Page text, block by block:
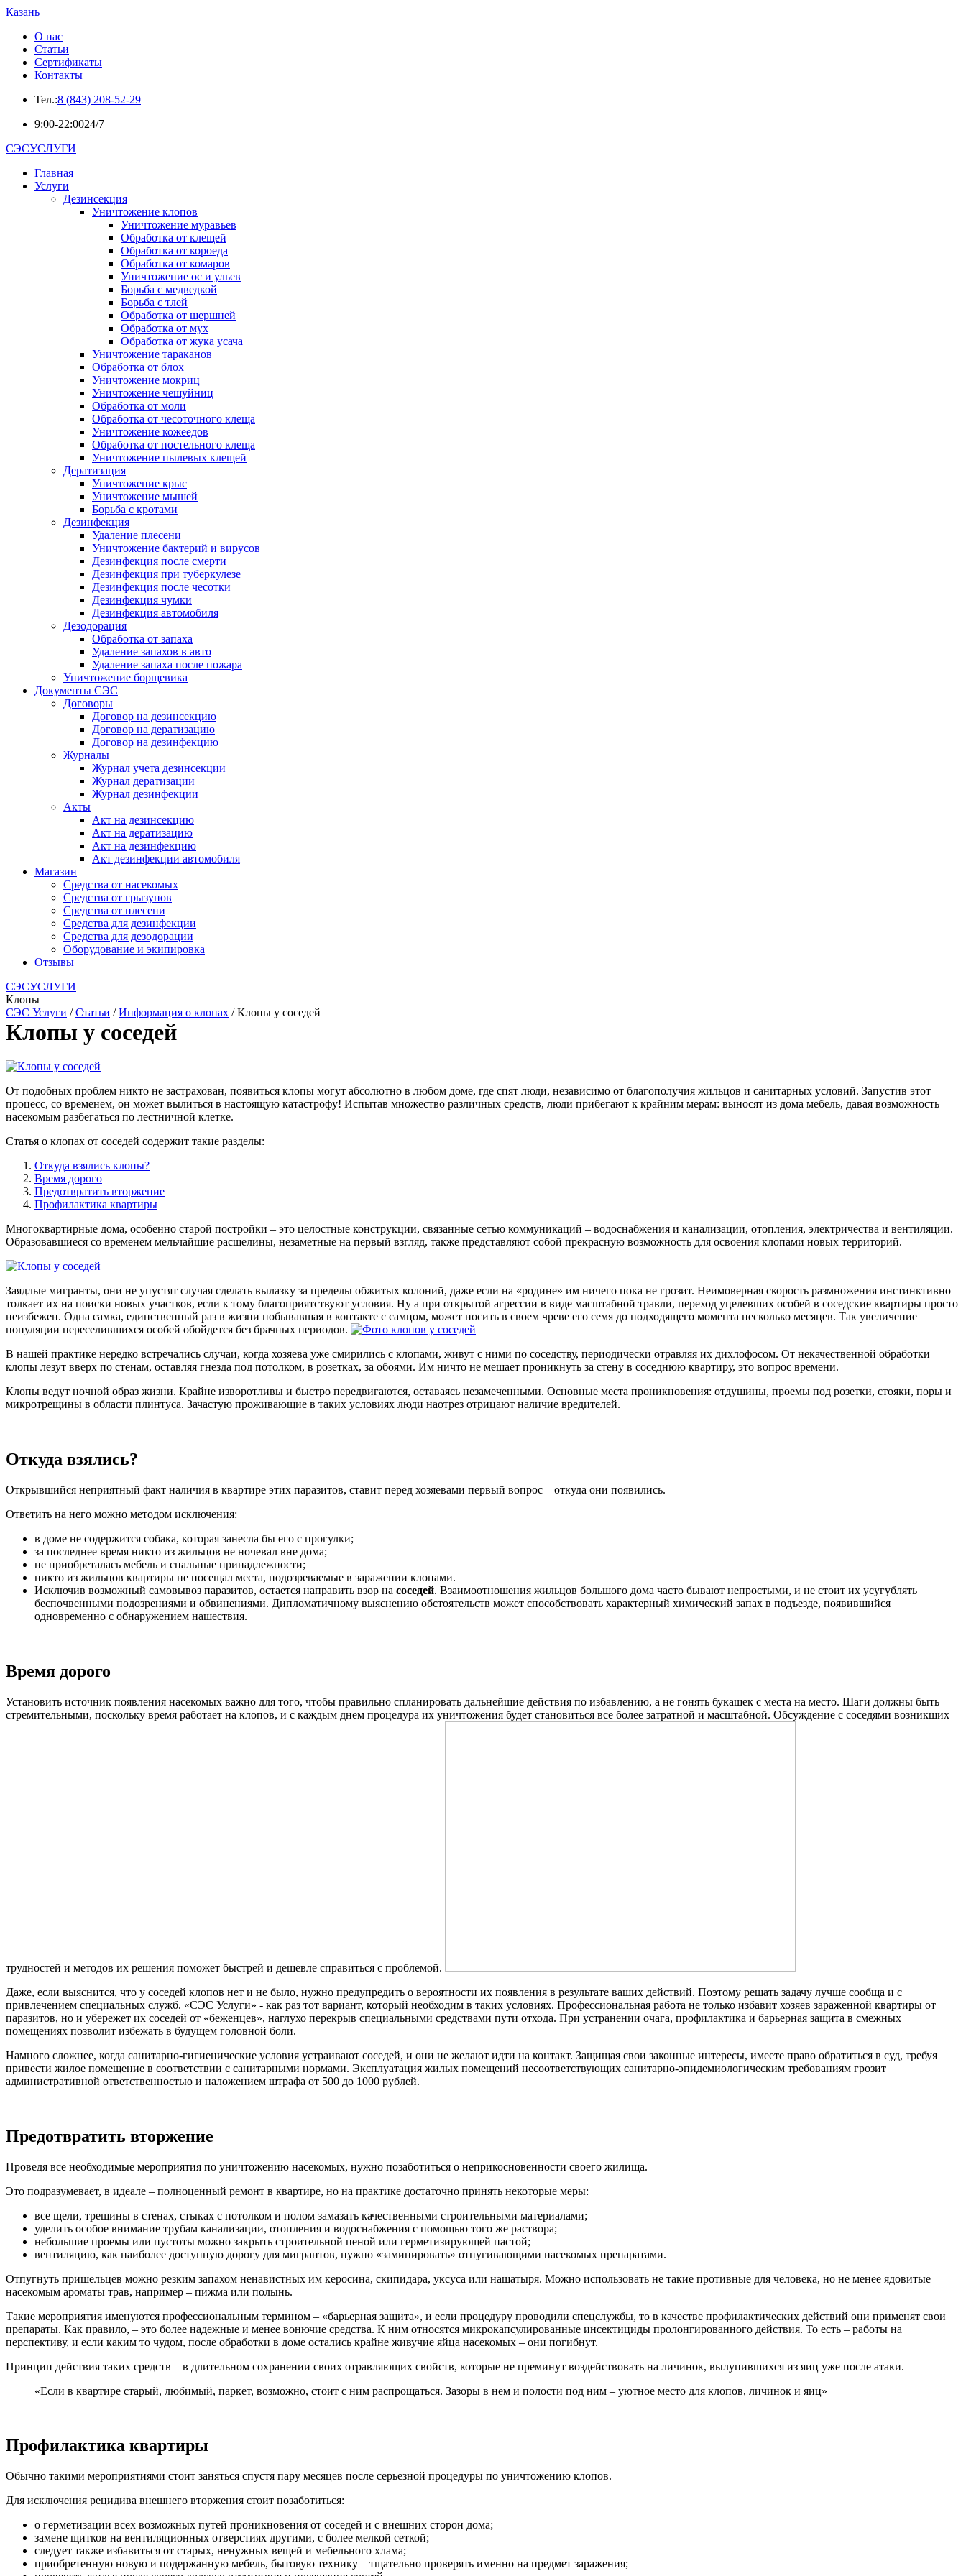
Казань
О нас
Статьи
Сертификаты
Контакты
Тел.:8 (843) 208-52-29
9:00-22:0024/7
СЭСУСЛУГИ
Главная
Услуги
Дезинсекция
Уничтожение клопов
Уничтожение муравьев
Обработка от клещей
Обработка от короеда
Обработка от комаров
Уничтожение ос и ульев
Борьба с медведкой
Борьба с тлей
Обработка от шершней
Обработка от мух
Обработка от жука усача
Уничтожение тараканов
Обработка от блох
Уничтожение мокриц
Уничтожение чешуйниц
Обработка от моли
Обработка от чесоточного клеща
Уничтожение кожеедов
Обработка от постельного клеща
Уничтожение пылевых клещей
Дератизация
Уничтожение крыс
Уничтожение мышей
Борьба с кротами
Дезинфекция
Удаление плесени
Уничтожение бактерий и вирусов
Дезинфекция после смерти
Дезинфекция при туберкулезе
Дезинфекция после чесотки
Дезинфекция чумки
Дезинфекция автомобиля
Дезодорация
Обработка от запаха
Удаление запахов в авто
Удаление запаха после пожара
Уничтожение борщевика
Документы СЭС
Договоры
Договор на дезинсекцию
Договор на дератизацию
Договор на дезинфекцию
Журналы
Журнал учета дезинсекции
Журнал дератизации
Журнал дезинфекции
Акты
Акт на дезинсекцию
Акт на дератизацию
Акт на дезинфекцию
Акт дезинфекции автомобиля
Магазин
Средства от насекомых
Средства от грызунов
Средства от плесени
Средства для дезинфекции
Средства для дезодорации
Оборудование и экипировка
Отзывы
СЭСУСЛУГИ
Клопы
СЭС Услуги /Статьи /Информация о клопах / Клопы у соседей
Клопы у соседей
От подобных проблем никто не застрахован, появиться клопы могут абсолютно в любом доме, где спят люди, независимо от благополучия жильцов и санитарных условий. Запустив этот
процесс, со временем, он может вылиться в настоящую катастрофу! Испытав множество различных средств, люди прибегают к крайним мерам: выносят из дома мебель, давая возможность
насекомым разбегаться по лестничной клетке.
Статья о клопах от соседей содержит такие разделы:
Откуда взялись клопы?
Время дорого
Предотвратить вторжение
Профилактика квартиры
Многоквартирные дома, особенно старой постройки – это целостные конструкции, связанные сетью коммуникаций – водоснабжения и канализации, отопления, электричества и вентиляции.
Образовавшиеся со временем мельчайшие расщелины, незаметные на первый взгляд, также представляют собой прекрасную возможность для освоения клопами новых территорий.
Заядлые мигранты, они не упустят случая сделать вылазку за пределы обжитых колоний, даже если на «родине» им ничего пока не грозит. Неимоверная скорость размножения инстинктивно
толкает их на поиски новых участков, если к тому благоприятствуют условия. Ну а при открытой агрессии в виде масштабной травли, переход уцелевших особей в соседские квартиры просто
неизбежен. Одна самка, единственный раз в жизни побывавшая в контакте с самцом, может носить в своем чреве его семя до подходящего момента несколько месяцев. Так увеличение
популяции переселившихся особей обойдется без брачных периодов.
В нашей практике нередко встречались случаи, когда хозяева уже смирились с клопами, живут с ними по соседству, периодически отравляя их дихлофосом. От некачественной обработки
клопы лезут вверх по стенам, оставляя гнезда под потолком, в розетках, за обоями. Им ничто не мешает проникнуть за стену в соседнюю квартиру, это вопрос времени.
Клопы ведут ночной образ жизни. Крайне изворотливы и быстро передвигаются, оставаясь незамеченными. Основные места проникновения: отдушины, проемы под розетки, стояки, поры и
микротрещины в области плинтуса. Зачастую проживающие в таких условиях люди наотрез отрицают наличие вредителей.
Откуда взялись?
Открывшийся неприятный факт наличия в квартире этих паразитов, ставит перед хозяевами первый вопрос – откуда они появились.
Ответить на него можно методом исключения:
в доме не содержится собака, которая занесла бы его с прогулки;
за последнее время никто из жильцов не ночевал вне дома;
не приобреталась мебель и спальные принадлежности;
никто из жильцов квартиры не посещал места, подозреваемые в заражении клопами.
Исключив возможный самовывоз паразитов, остается направить взор на соседей. Взаимоотношения жильцов большого дома часто бывают непростыми, и не стоит их усугублять
беспочвенными подозрениями и обвинениями. Дипломатичному выяснению обстоятельств может способствовать характерный химический запах в подъезде, появившийся
одновременно с обнаружением нашествия.
Время дорого
Установить источник появления насекомых важно для того, чтобы правильно спланировать дальнейшие действия по избавлению, а не гонять букашек с места на место. Шаги должны быть
стремительными, поскольку время работает на клопов, и с каждым днем процедура их уничтожения будет становиться все более затратной и масштабной. Обсуждение с соседями возникших
трудностей и методов их решения поможет быстрей и дешевле справиться с проблемой.
Даже, если выяснится, что у соседей клопов нет и не было, нужно предупредить о вероятности их появления в результате ваших действий. Поэтому решать задачу лучше сообща и с
привлечением специальных служб. «СЭС Услуги» - как раз тот вариант, который необходим в таких условиях. Профессиональная работа не только избавит хозяев зараженной квартиры от
паразитов, но и убережет их соседей от «беженцев», наглухо перекрыв специальными средствами пути отхода. При устранении очага, профилактика и барьерная защита в смежных
помещениях позволит избежать в будущем головной боли.
Намного сложнее, когда санитарно-гигиенические условия устраивают соседей, и они не желают идти на контакт. Защищая свои законные интересы, имеете право обратиться в суд, требуя
привести жилое помещение в соответствии с санитарными нормами. Эксплуатация жилых помещений несоответствующих санитарно-эпидемиологическим требованиям грозит
административной ответственностью и наложением штрафа от 500 до 1000 рублей.
Предотвратить вторжение
Проведя все необходимые мероприятия по уничтожению насекомых, нужно позаботиться о неприкосновенности своего жилища.
Это подразумевает, в идеале – полноценный ремонт в квартире, но на практике достаточно принять некоторые меры:
все щели, трещины в стенах, стыках с потолком и полом замазать качественными строительными материалами;
уделить особое внимание трубам канализации, отопления и водоснабжения с помощью того же раствора;
небольшие проемы или пустоты можно закрыть строительной пеной или герметизирующей пастой;
вентиляцию, как наиболее доступную дорогу для мигрантов, нужно «заминировать» отпугивающими насекомых препаратами.
Отпугнуть пришельцев можно резким запахом ненавистных им керосина, скипидара, уксуса или нашатыря. Можно использовать не такие противные для человека, но не менее ядовитые
насекомым ароматы трав, например – пижма или полынь.
Такие мероприятия именуются профессиональным термином – «барьерная защита», и если процедуру проводили спецслужбы, то в качестве профилактических действий они применят свои
препараты. Как правило, – это более надежные и менее вонючие средства. К ним относятся микрокапсулированные инсектициды пролонгированного действия. То есть – работы на
перспективу, и если каким то чудом, после обработки в доме остались крайне живучие яйца насекомых – они погибнут.
Принцип действия таких средств – в длительном сохранении своих отравляющих свойств, которые не преминут воздействовать на личинок, вылупившихся из яиц уже после атаки.
«Если в квартире старый, любимый, паркет, возможно, стоит с ним распрощаться. Зазоры в нем и полости под ним – уютное место для клопов, личинок и яиц»
Профилактика квартиры
Обычно такими мероприятиями стоит заняться спустя пару месяцев после серьезной процедуры по уничтожению клопов.
Для исключения рецидива внешнего вторжения стоит позаботиться:
о герметизации всех возможных путей проникновения от соседей и с внешних сторон дома;
замене щитков на вентиляционных отверстиях другими, с более мелкой сеткой;
следует также избавиться от старых, ненужных вещей и мебельного хлама;
приобретенную новую и подержанную мебель, бытовую технику – тщательно проверять именно на предмет заражения;